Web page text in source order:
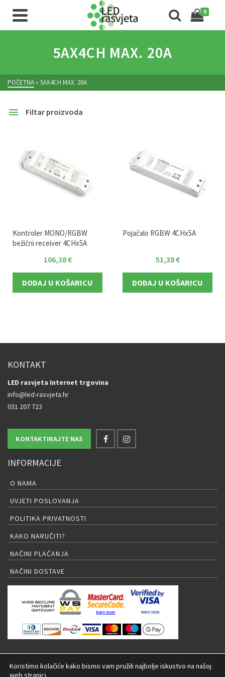
0
5AX4CH MAX. 20A
POČETNA » 5AX4CH MAX. 20A
Filtar proizvoda
Kontroler MONO/RGBW
bežični receiver 4CHx5A
106,38€
DODAJ U KOŠARICU
Pojačalo RGBW 4CHx5A
51,38€
DODAJ U KOŠARICU
KONTAKT
LED rasvjeta Internet trgovina
info@led-rasvjeta.hr
031 207 723
KONTAKTIRAJTE NAS
INFORMACIJE
O NAMA
UVJETI POSLOVANJA
POLITIKA PRIVATNOSTI
KAKO NARUČITI?
NAČINI PLAĆANJA
NAČINI DOSTAVE
PRIJAVA NA NEWSLETTER
Koristimo kolačiće kako bismo vam pružili najbolje iskustvo na našoj
web stranici.